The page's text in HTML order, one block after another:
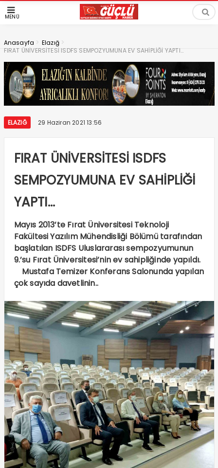
MENÜ
Anasayfa > Elazığ >
FIRAT ÜNİVERSİTESİ ISDFS SEMPOZYUMUNA EV SAHİPLİĞİ YAPTI…
ELAZIĞ 29 Haziran 2021 13:56
FIRAT ÜNİVERSİTESİ ISDFS
SEMPOZYUMUNA EV SAHİPLİĞİ
YAPTI…
Mayıs 2013’te Fırat Üniversitesi Teknoloji
Fakültesi Yazılım Mühendisliği Bölümü tarafından
başlatılan ISDFS Uluslararası sempozyumunun
9.’su Fırat Üniversitesi’nin ev sahipliğinde yapıldı.
Mustafa Temizer Konferans Salonunda yapılan
çok sayıda davetlinin..